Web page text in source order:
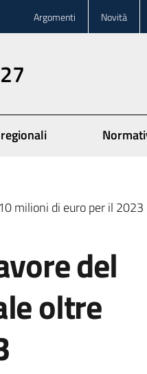
Argomenti Novità
milioni di euro per il 2023
del
oltre